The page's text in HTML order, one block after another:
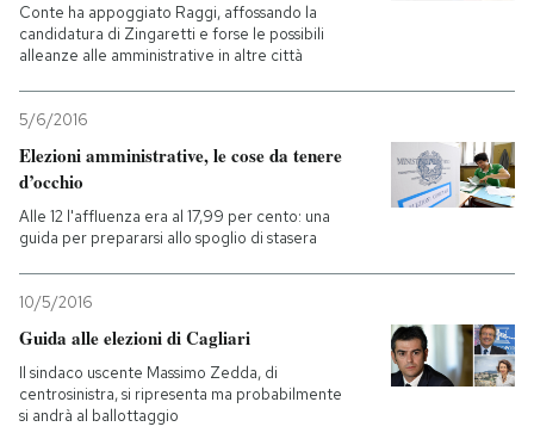
Conte ha appoggiato Raggi, affossando la
candidatura di Zingaretti e forse le possibili
alleanze alle amministrative in altre città
5/6/2016
Elezioni amministrative, le cose da tenere
d’occhio
Alle 12 l'affluenza era al 17,99 per cento: una
guida per prepararsi allo spoglio di stasera
10/5/2016
Guida alle elezioni di Cagliari
Il sindaco uscente Massimo Zedda, di
centrosinistra, si ripresenta ma probabilmente
si andrà al ballottaggio